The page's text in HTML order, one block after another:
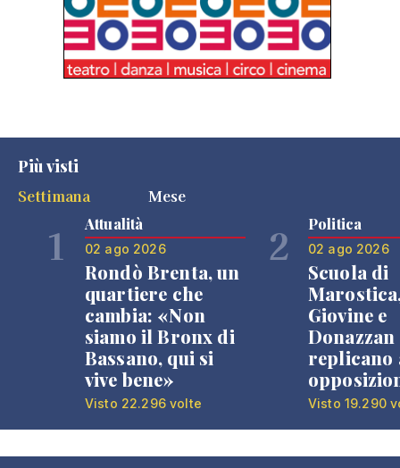
Più visti
Settimana
Mese
1 Attualità
02 ago 2026
Rondò Brenta, un
quartiere che
cambia: «Non
siamo il Bronx di
Bassano, qui si
vive bene»
Visto 22.296 volte
2 Politica
02 ago 2026
Scuola di
Giovine e
Donazzan
replicano
Visto 19.290